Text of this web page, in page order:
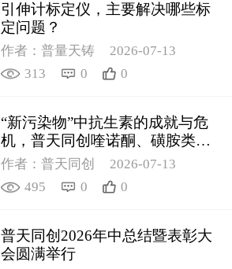
引伸计标定仪，主要解决哪些标
定问题？
作者：普量天铸
2026-07-13
313
0 0
“新污染物”中抗生素的成就与危
机，普天同创喹诺酮、磺胺类质
控新品筑牢环境安全防线
作者：普天同创
2026-07-13
495
0 0
普天同创2026年中总结暨表彰大
会圆满举行